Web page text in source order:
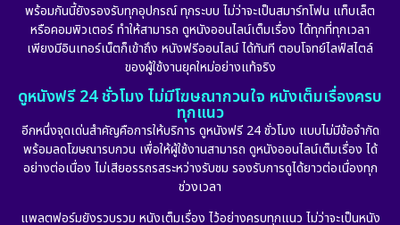
พร้อมกันนี้ยังรองรับทุกอุปกรณ์ ทุกระบบ ไม่ว่าจะเป็นสมาร์ทโฟน แท็บเล็ต
หรือคอมพิวเตอร์ ทำให้สามารถ ดูหนังออนไลน์เต็มเรื่อง ได้ทุกที่ทุกเวลา
เพียงมีอินเทอร์เน็ตก็เข้าถึง หนังฟรีออนไลน์ ได้ทันที ตอบโจทย์ไลฟ์สไตล์
ของผู้ใช้งานยุคใหม่อย่างแท้จริง
ดูหนังฟรี 24 ชั่วโมง ไม่มีโฆษณากวนใจ หนังเต็มเรื่องครบ
ทุกแนว
อีกหนึ่งจุดเด่นสำคัญคือการให้บริการ ดูหนังฟรี 24 ชั่วโมง แบบไม่มีข้อจำกัด
พร้อมลดโฆษณารบกวน เพื่อให้ผู้ใช้งานสามารถ ดูหนังออนไลน์เต็มเรื่อง ได้
อย่างต่อเนื่อง ไม่เสียอรรถรสระหว่างรับชม รองรับการดูได้ยาวต่อเนื่องทุก
ช่วงเวลา
แพลตฟอร์มยังรวบรวม หนังเต็มเรื่อง ไว้อย่างครบทุกแนว ไม่ว่าจะเป็นหนัง